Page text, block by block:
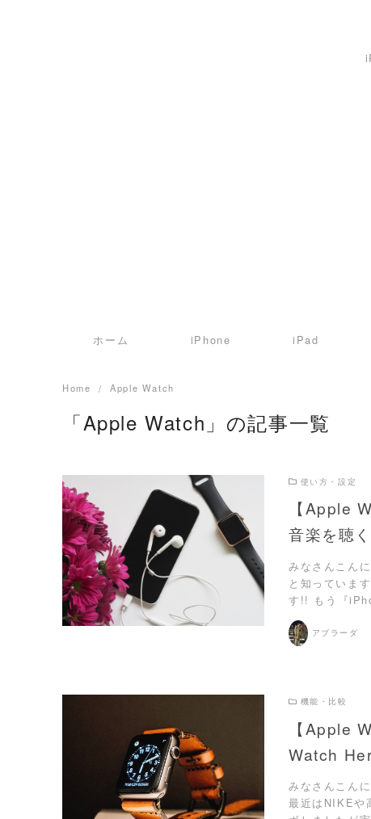
ホーム iPhone iPad
Home Apple Watch
「Apple Watch」の記事一覧
READ MORE
使い方・設定
【Apple
音楽を聴
みなさんこん
と知っていま
す!! もう『
アブラーダ
READ MORE
機能・比較
【Apple
Watch
みなさんこん
最近はNIKEや